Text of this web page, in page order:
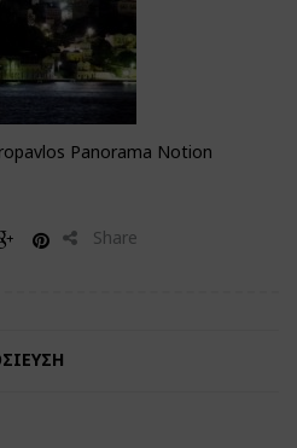
Panorama Notion
Share